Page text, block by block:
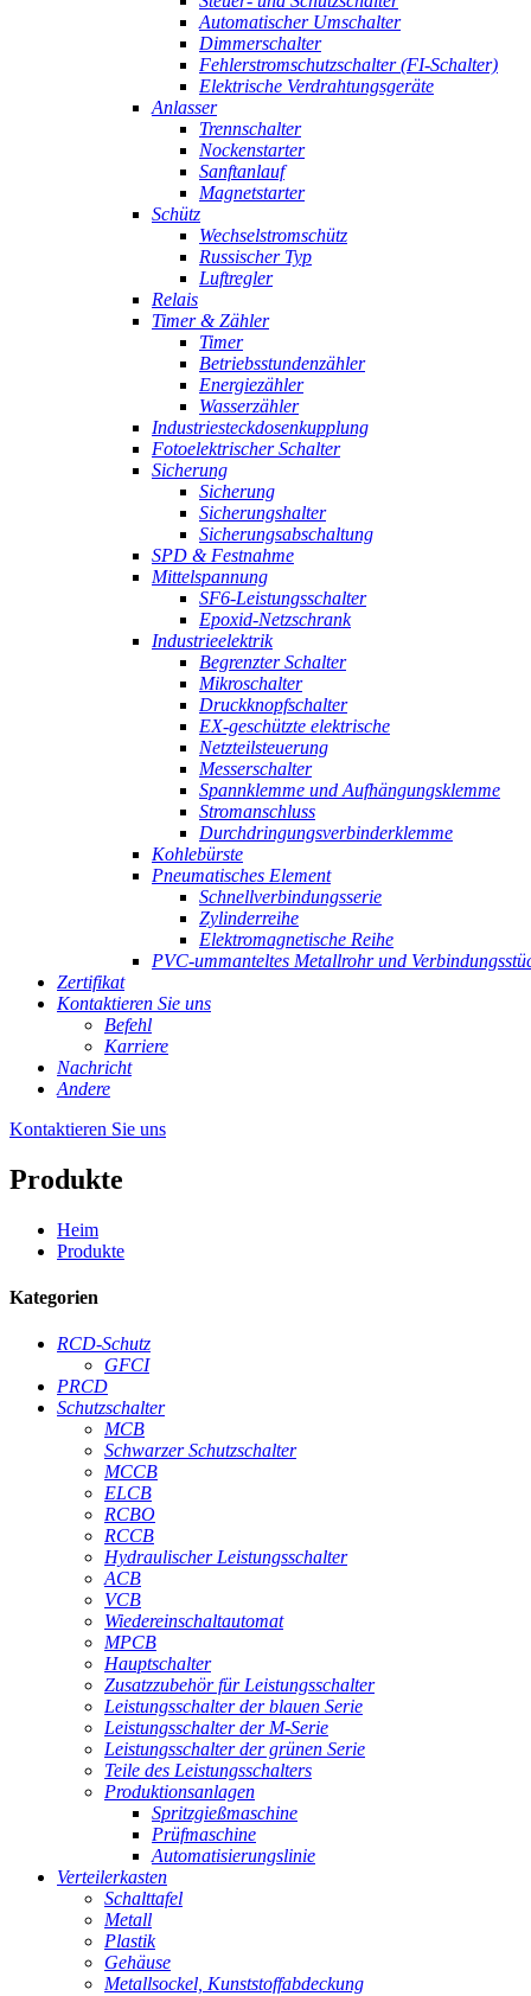
Automatischer Umschalter
Dimmerschalter
Fehlerstromschutzschalter (FI-Schalter)
Elektrische Verdrahtungsgeräte
Anlasser
Trennschalter
Nockenstarter
Sanftanlauf
Magnetstarter
Schütz
Wechselstromschütz
Russischer Typ
Luftregler
Relais
Timer & Zähler
Timer
Betriebsstundenzähler
Energiezähler
Wasserzähler
Industriesteckdosenkupplung
Fotoelektrischer Schalter
Sicherung
Sicherung
Sicherungshalter
Sicherungsabschaltung
SPD & Festnahme
Mittelspannung
SF6-Leistungsschalter
Epoxid-Netzschrank
Industrieelektrik
Begrenzter Schalter
Mikroschalter
Druckknopfschalter
EX-geschützte elektrische
Netzteilsteuerung
Messerschalter
Spannklemme und Aufhängungsklemme
Stromanschluss
Durchdringungsverbinderklemme
Kohlebürste
Pneumatisches Element
Schnellverbindungsserie
Zylinderreihe
Elektromagnetische Reihe
PVC-ummanteltes Metallrohr und
Zertifikat
Kontaktieren Sie uns
Befehl
Karriere
Nachricht
Andere
Kontaktieren Sie uns
Produkte
Heim
Produkte
Kategorien
RCD-Schutz
GFCI
PRCD
Schutzschalter
MCB
Schwarzer Schutzschalter
MCCB
ELCB
RCBO
RCCB
Hydraulischer Leistungsschalter
ACB
VCB
Wiedereinschaltautomat
MPCB
Hauptschalter
Zusatzzubehör für Leistungsschalter
Leistungsschalter der blauen Serie
Leistungsschalter der M-Serie
Leistungsschalter der grünen Serie
Teile des Leistungsschalters
Produktionsanlagen
Spritzgießmaschine
Prüfmaschine
Automatisierungslinie
Verteilerkasten
Schalttafel
Metall
Plastik
Gehäuse
Metallsockel, Kunststoffabdeckung